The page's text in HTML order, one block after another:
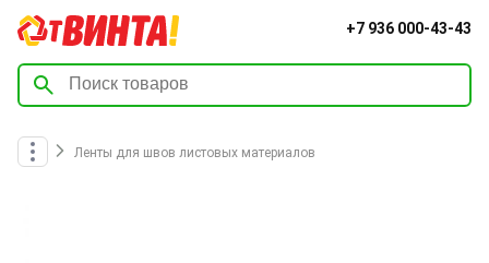
+7 936 000-43-43
Ленты для швов листовых материалов